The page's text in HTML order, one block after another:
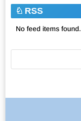
RSS
No feed items found.